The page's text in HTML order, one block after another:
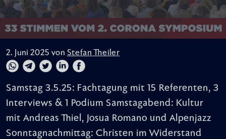
2. Juni 2025 von Stefan Theiler
Samstag 3.5.25: Fachtagung mit 15 Referenten, 3
Interviews & 1 Podium Samstagabend: Kultur
mit Andreas Thiel, Josua Romano und Alpenjazz
Sonntagnachmittag: Christen im Widerstand